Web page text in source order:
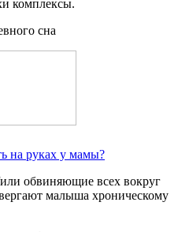
комплексы.
на руках у мамы?
обвиняющие всех вокруг
малыша хроническому